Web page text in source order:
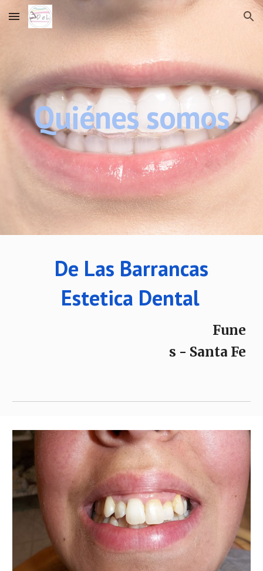
Skip to main content Skip to navigation
Quiénes somos
De Las Barrancas
Estetica Dental
Fune
s - Santa Fe